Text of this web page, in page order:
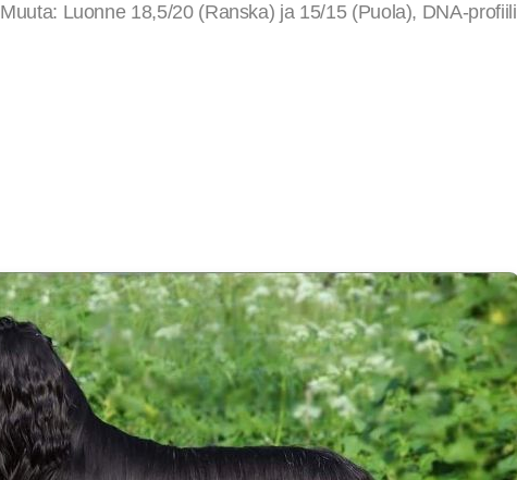
Muuta: Luonne 18,5/20 (Ranska) ja 15/15 (Puola), DNA-profiili